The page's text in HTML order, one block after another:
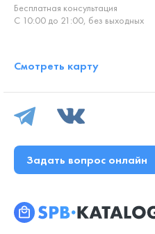
Бесплатная консультация
С 10:00 до 21:00, без выходных
Смотреть карту
Задать вопрос онлайн